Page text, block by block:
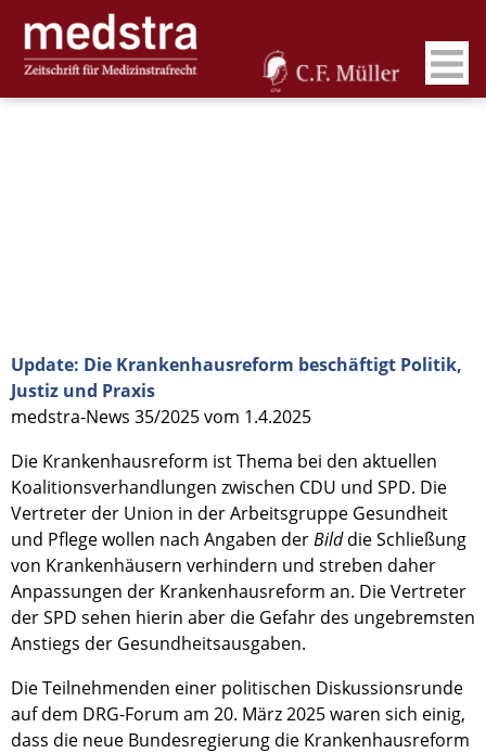
Update: Die Krankenhausreform beschäftigt Politik,
Justiz und Praxis
medstra-News 35/2025 vom 1.4.2025
Die Krankenhausreform ist Thema bei den aktuellen
Koalitionsverhandlungen zwischen CDU und SPD. Die
Vertreter der Union in der Arbeitsgruppe Gesundheit
und Pflege wollen nach Angaben derBilddie Schließung
von Krankenhäusern verhindern und streben daher
Anpassungen der Krankenhausreform an. Die Vertreter
der SPD sehen hierin aber die Gefahr des ungebremsten
Anstiegs der Gesundheitsausgaben.
Die Teilnehmenden einer politischen Diskussionsrunde
auf dem DRG-Forum am 20. März 2025 waren sich einig,
dass die neue Bundesregierung die Krankenhausreform